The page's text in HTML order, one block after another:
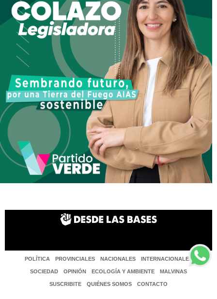
POLÍTICA PROVINCIALES NACIONALES INTERNACIONALES
SOCIEDAD OPINIÓN ECOLOGÍA Y AMBIENTE MALVINAS
SUSCRIBITE QUIÉNES SOMOS CONTACTO